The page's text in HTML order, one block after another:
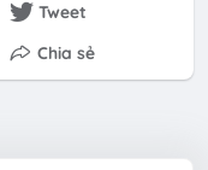
Tweet
Chia sẻ